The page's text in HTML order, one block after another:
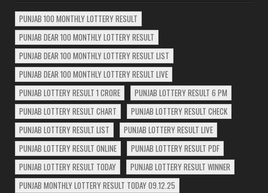
PUNJAB 100 MONTHLY LOTTERY RESULT
PUNJAB DEAR 100 MONTHLY LOTTERY RESULT
PUNJAB DEAR 100 MONTHLY LOTTERY RESULT LIST
PUNJAB DEAR 100 MONTHLY LOTTERY RESULT LIVE
PUNJAB LOTTERY RESULT 1 CRORE
PUNJAB LOTTERY RESULT 6 PM
PUNJAB LOTTERY RESULT CHART
PUNJAB LOTTERY RESULT CHECK
PUNJAB LOTTERY RESULT LIST
PUNJAB LOTTERY RESULT LIVE
PUNJAB LOTTERY RESULT ONLINE
PUNJAB LOTTERY RESULT PDF
PUNJAB LOTTERY RESULT TODAY
PUNJAB LOTTERY RESULT WINNER
PUNJAB MONTHLY LOTTERY RESULT TODAY 09.12.25